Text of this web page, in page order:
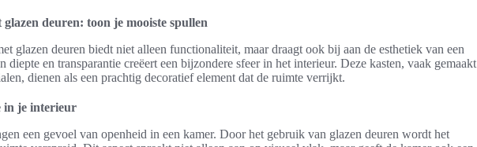
deuren: toon je mooiste spullen
glazen deuren biedt niet alleen functionaliteit, maar draagt ook bij aan de esthetiek van een
diepte en transparantie creëert een bijzondere sfeer in het interieur. Deze kasten, vaak gemaakt
dienen als een prachtig decoratief element dat de ruimte verrijkt.
in je interieur
een gevoel van openheid in een kamer. Door het gebruik van glazen deuren wordt het